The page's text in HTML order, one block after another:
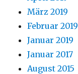
März 2019
Februar 2019
Januar 2019
Januar 2017
August 2015